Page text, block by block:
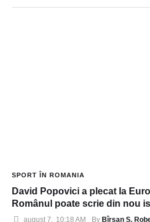
SPORT ÎN ROMANIA
David Popovici a plecat la
Românul poate scrie din nou
august 7, 10:18 AM By Bîrsan S.